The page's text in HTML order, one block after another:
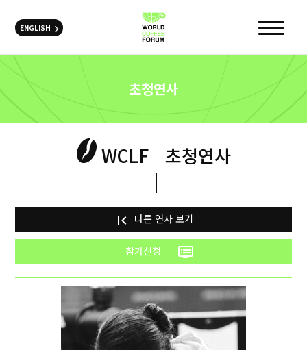
ENGLISH
초청연사
WCLF 초청연사
first_page 다른 연사 보기
참가신청 dvr